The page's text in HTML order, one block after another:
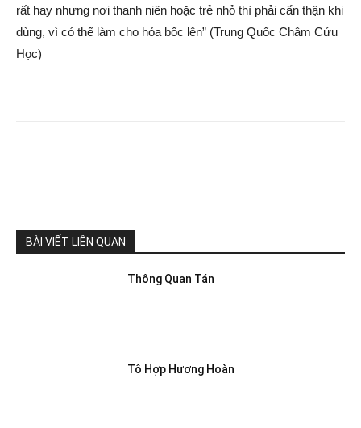
rất hay nhưng nơi thanh niên hoặc trẻ nhỏ thì phải cẩn thận khi
dùng, vì có thể làm cho hỏa bốc lên” (Trung Quốc Châm Cứu
Học)
BÀI VIẾT LIÊN QUAN
Thông Quan Tán
Tô Hợp Hương Hoàn